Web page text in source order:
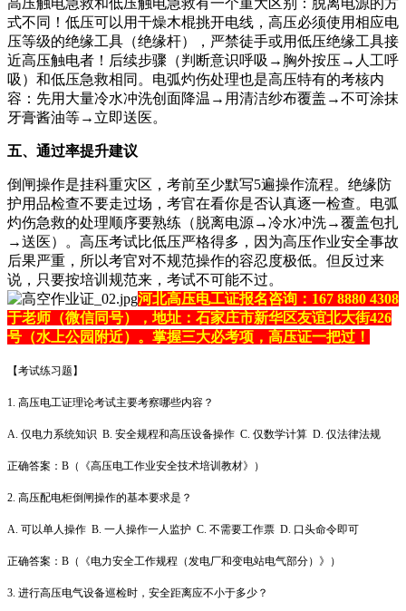
式不同！低压可以用干燥木棍挑开电线，高压必须使用相应电
压等级的绝缘工具（绝缘杆），严禁徒手或用低压绝缘工具接
近高压触电者！后续步骤（判断意识呼吸→胸外按压→人工呼
吸）和低压急救相同。电弧灼伤处理也是高压特有的考核内
容：先用大量冷水冲洗创面降温→用清洁纱布覆盖→不可涂抹
牙膏酱油等→立即送医。
五、通过率提升建议
倒闸操作是挂科重灾区，考前至少默写5遍操作流程。绝缘防
护用品检查不要走过场，考官在看你是否认真逐一检查。电弧
灼伤急救的处理顺序要熟练（脱离电源→冷水冲洗→覆盖包扎
→送医）。高压考试比低压严格得多，因为高压作业安全事故
后果严重，所以考官对不规范操作的容忍度极低。但反过来
说，只要按培训规范来，考试不可能不过。
河北高压电工证报名咨询：167 8880 4308
于老师（微信同号），地址：石家庄市新华区友谊北大街426
号（水上公园附近）。掌握三大必考项，高压证一把过！
【考试练习题】
1. 高压电工证理论考试主要考察哪些内容？
A. 仅电力系统知识 B. 安全规程和高压设备操作 C. 仅数学计算 D. 仅法律法规
正确答案：B（《高压电工作业安全技术培训教材》）
2. 高压配电柜倒闸操作的基本要求是？
A. 可以单人操作 B. 一人操作一人监护 C. 不需要工作票 D. 口头命令即可
正确答案：B（《电力安全工作规程（发电厂和变电站电气部分）》）
3. 进行高压电气设备巡检时，安全距离应不小于多少？